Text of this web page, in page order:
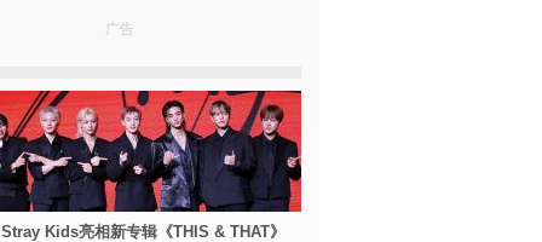
广告
Kids亮相新专辑《THIS & THAT》